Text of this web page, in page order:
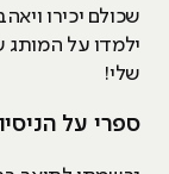
שכולם יכירו
ילמדו על המותג
שלי!
ספרי על